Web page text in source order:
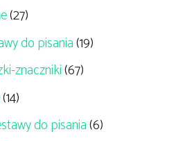
(27)
do pisania(19)
znaczniki(67)
(14)
do pisania(6)